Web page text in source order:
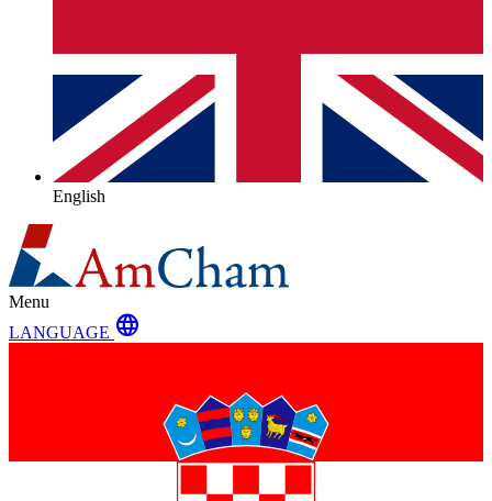
English
Menu
LANGUAGE language